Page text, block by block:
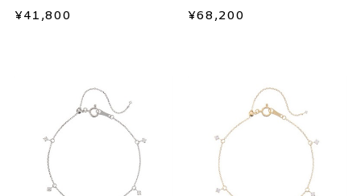
¥41,800
ンドブレスレット
¥68,200